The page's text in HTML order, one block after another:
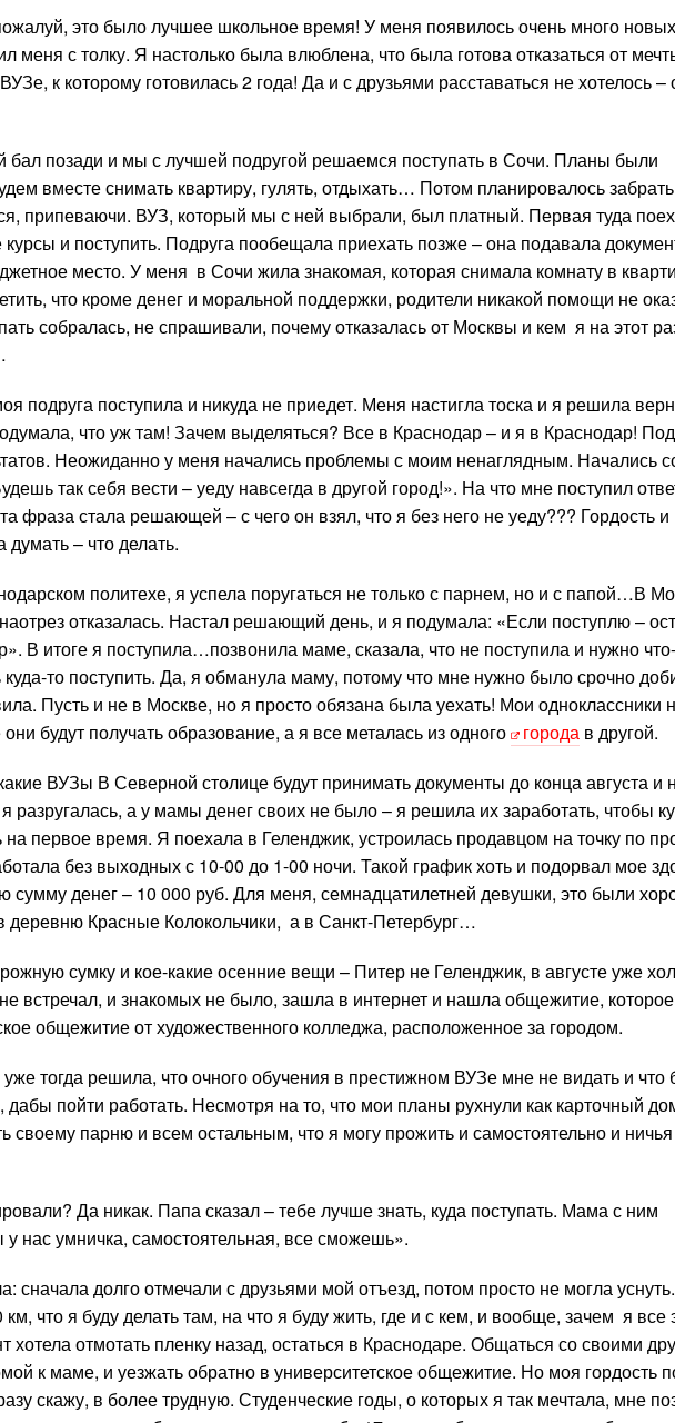
это было лучшее школьное время! У меня появилось очень много
с толку. Я настолько была влюблена, что была готова отказаться от
к которому готовилась 2 года! Да и с друзьями расставаться не хотелось –
бал позади и мы с лучшей подругой решаемся поступать в Сочи. Планы были
вместе снимать квартиру, гулять, отдыхать… Потом планировалось
припеваючи. ВУЗ, который мы с ней выбрали, был платный. Первая туда
и поступить. Подруга пообещала приехать позже – она подавала
место. У меня в Сочи жила знакомая, которая снимала комнату в
что кроме денег и моральной поддержки, родители никакой помощи не
собралась, не спрашивали, почему отказалась от Москвы и кем я на этот
подруга поступила и никуда не приедет. Меня настигла тоска и я решила
что уж там! Зачем выделяться? Все в Краснодар – и я в Краснодар!
Неожиданно у меня начались проблемы с моим ненаглядным. Начались
так себя вести – уеду навсегда в другой город!». На что мне поступил
фраза стала решающей – с чего он взял, что я без него не уеду??? Гордость и
– что делать.
политехе, я успела поругаться не только с парнем, но и с папой…В
отказалась. Настал решающий день, и я подумала: «Если поступлю –
В итоге я поступила…позвонила маме, сказала, что не поступила и нужно
то поступить. Да, я обманула маму, потому что мне нужно было срочно
Пусть и не в Москве, но я просто обязана была уехать! Мои одноклассники
будут получать образование, а я все металась из одного
города в другой.
ВУЗы В Северной столице будут принимать документы до конца августа и
разругалась, а у мамы денег своих не было – я решила их заработать, чтобы
первое время. Я поехала в Геленджик, устроилась продавцом на точку по
без выходных с 10-00 до 1-00 ночи. Такой график хоть и подорвал мое
сумму денег – 10 000 руб. Для меня, семнадцатилетней девушки, это были
деревню Красные Колокольчики, а в Санкт-Петербург…
сумку и кое-какие осенние вещи – Питер не Геленджик, в августе уже
встречал, и знакомых не было, зашла в интернет и нашла общежитие,
общежитие от художественного колледжа, расположенное за городом.
тогда решила, что очного обучения в престижном ВУЗе мне не видать и что
дабы пойти работать. Несмотря на то, что мои планы рухнули как карточный
своему парню и всем остальным, что я могу прожить и самостоятельно и
Да никак. Папа сказал – тебе лучше знать, куда поступать. Мама с ним
у нас умничка, самостоятельная, все сможешь».
долго отмечали с друзьями мой отъезд, потом просто не могла
что я буду делать там, на что я буду жить, где и с кем, и вообще, зачем я все
отмотать пленку назад, остаться в Краснодаре. Общаться со своими
к маме, и уезжать обратно в университетское общежитие. Но моя гордость
скажу, в более трудную. Студенческие годы, о которых я так мечтала, мне